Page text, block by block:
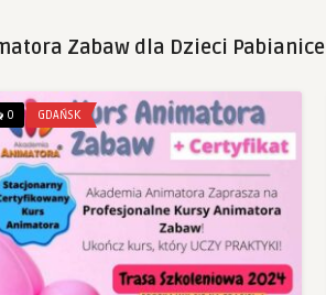
Zabaw dla Dzieci Pabianice
0 GDAŃSK